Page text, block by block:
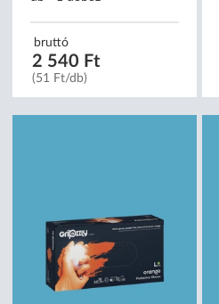
bruttó
2 540 Ft
(51 Ft/db)